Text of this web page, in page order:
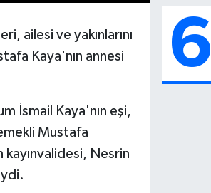
ailesi ve yakınlarını
Kaya'nın annesi
İsmail Kaya'nın eşi,
Mustafa
kayınvalidesi, Nesrin
6